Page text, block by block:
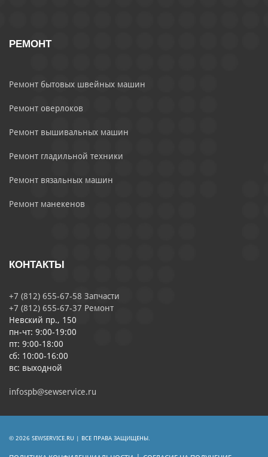
РЕМОНТ
Ремонт бытовых швейных машин
Ремонт оверлоков
Ремонт вышивальных машин
Ремонт гладильной техники
Ремонт вязальных машин
Ремонт манекенов
КОНТАКТЫ
+7 (812) 655-67-58 Запчасти
+7 (812) 655-67-37 Ремонт
Невский пр., 150
пн-чт: 9:00-19:00
пт: 9:00-18:00
сб: 10:00-16:00
вс: выходной
infospb@sewservice.ru
© 2026 SEWSERVICE.RU | ВСЕ ПРАВА ЗАЩИЩЕНЫ.